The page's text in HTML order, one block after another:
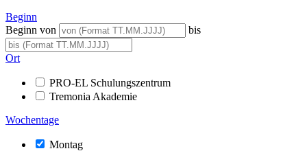
Beginn
Beginn von
bis
Ort
PRO-EL Schulungszentrum
Tremonia Akademie
Wochentage
Montag